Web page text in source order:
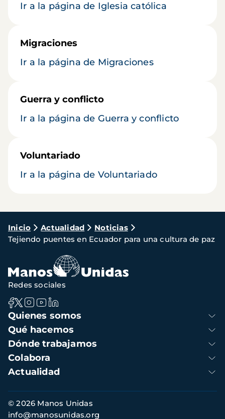
Ir a la página de Iglesia católica
Migraciones
Ir a la página de Migraciones
Guerra y conflicto
Ir a la página de Guerra y conflicto
Voluntariado
Ir a la página de Voluntariado
Ruta
de
navegación
Inicio Actualidad
Noticias
Tejiendo puentes en Ecuador para una cultura de paz
Navegación
principal
Quienes somos
Qué hacemos
Dónde trabajamos
Colabora
Actualidad
Redes sociales
Información
de
© 2026 Manos Unidas
info@manosunidas.org